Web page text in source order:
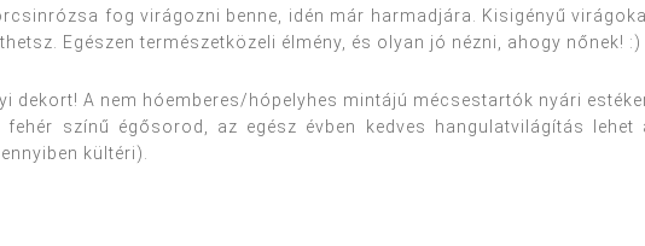
fog virágozni benne, idén már harmadjára. Kisigényű
Egészen természetközeli élmény, és olyan jó nézni, ahogy nőnek! :)
dekort! A nem hóemberes/hópelyhes mintájú mécsestartók nyári
színű égősorod, az egész évben kedves hangulatvilágítás lehet
kültéri).